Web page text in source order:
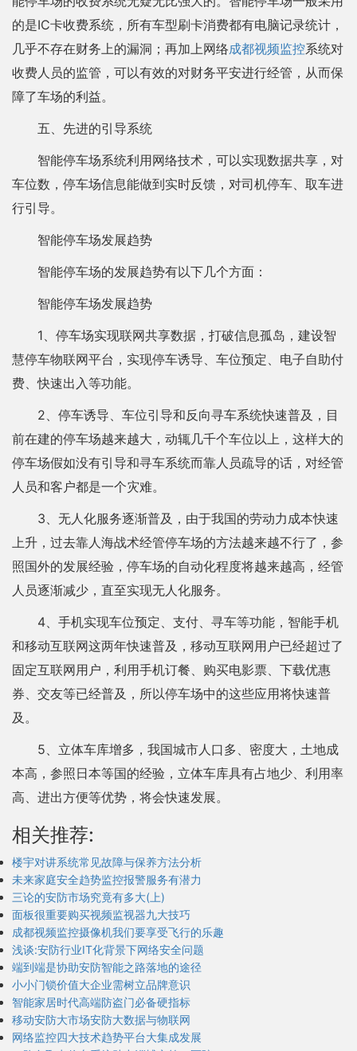
的是IC卡收费系统，所有车型刷卡消费都有电脑记录统计，
几乎不存在财务上的漏洞；再加上网络成都视频监控系统对
收费人员的监管，可以有效的对财务平安进行经管，从而保
障了车场的利益。
五、先进的引导系统
智能停车场系统利用网络技术，可以实现数据共享，对
车位数，停车场信息能做到实时反馈，对司机停车、取车进
行引导。
智能停车场发展趋势
智能停车场的发展趋势有以下几个方面：
智能停车场发展趋势
1、停车场实现联网共享数据，打破信息孤岛，建设智
慧停车物联网平台，实现停车诱导、车位预定、电子自助付
费、快速出入等功能。
2、停车诱导、车位引导和反向寻车系统快速普及，目
前在建的停车场越来越大，动辄几千个车位以上，这样大的
停车场假如没有引导和寻车系统而靠人员疏导的话，对经管
人员和客户都是一个灾难。
3、无人化服务逐渐普及，由于我国的劳动力成本快速
上升，过去靠人海战术经管停车场的方法越来越不行了，参
照国外的发展经验，停车场的自动化程度将越来越高，经管
人员逐渐减少，直至实现无人化服务。
4、手机实现车位预定、支付、寻车等功能，智能手机
和移动互联网这两年快速普及，移动互联网用户已经超过了
固定互联网用户，利用手机订餐、购买电影票、下载优惠
券、交友等已经普及，所以停车场中的这些应用将快速普
及。
5、立体车库增多，我国城市人口多、密度大，土地成
本高，参照日本等国的经验，立体车库具有占地少、利用率
高、进出方便等优势，将会快速发展。
相关推荐:
楼宇对讲系统常见故障与保养方法分析
未来家庭安全趋势监控报警服务有潜力
三论的安防市场究竟有多大(上)
面板很重要购买视频监视器九大技巧
成都视频监控摄像机我们要享受飞行的乐趣
浅谈:安防行业IT化背景下网络安全问题
端到端是协助安防智能之路落地的途径
小小门锁价值大企业需树立品牌意识
智能家居时代高端防盗门必备硬指标
移动安防大市场安防大数据与物联网
网络监控四大技术趋势平台大集成发展